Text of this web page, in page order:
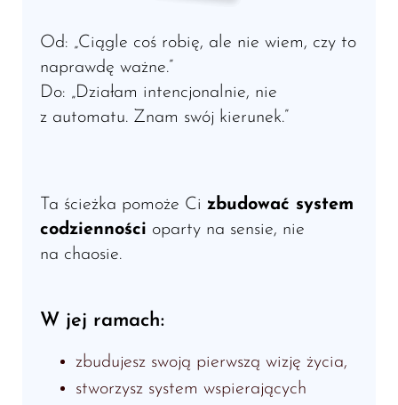
Od: „Ciągle coś robię, ale nie wiem, czy to
naprawdę ważne.”
Do: „Działam intencjonalnie, nie
z automatu. Znam swój kierunek.”
Ta ścieżka pomoże Ci zbudować system
codzienności oparty na sensie, nie
na chaosie.
W jej ramach:
zbudujesz swoją pierwszą wizję życia,
stworzysz system wspierających